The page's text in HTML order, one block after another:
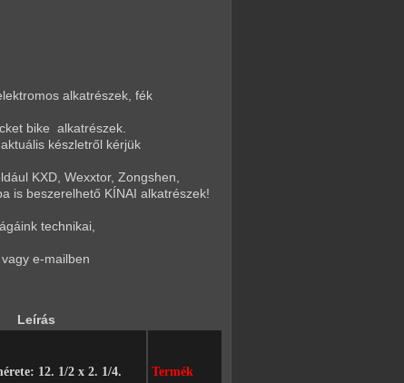
alkatrészek, fék
bike alkatrészek.
készletről kérjük
KXD, Wexxtor, Zongshen,
is beszerelhető KÍNAI alkatrészek!
technikai,
e-mailben
Leírás
12. 1/2 x 2. 1/4.
Termék